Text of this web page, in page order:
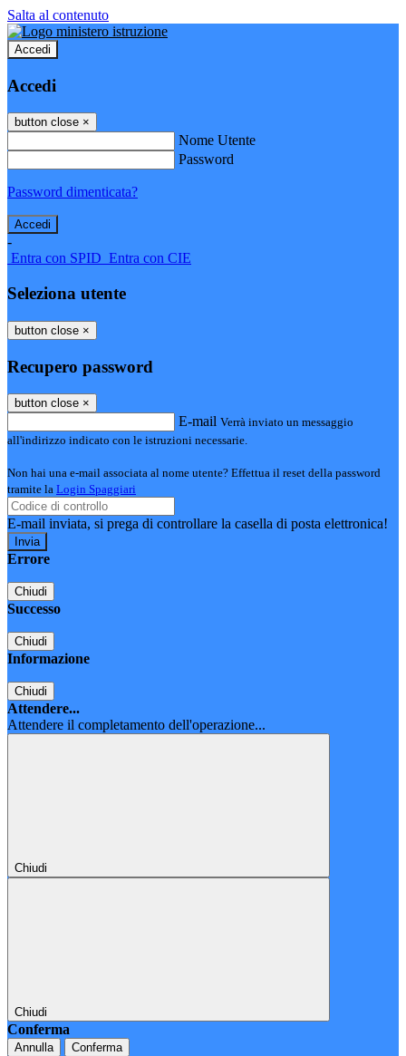
Salta al contenuto
Accedi
Accedi
button close ×
Nome Utente
Password
Password dimenticata?
-
Entra con SPID Entra con CIE
Seleziona utente
button close ×
Recupero password
button close ×
E-mail Verrà inviato un messaggio
all'indirizzo indicato con le istruzioni necessarie.
Non hai una e-mail associata al nome utente? Effettua il reset della password
tramite la Login Spaggiari
E-mail inviata, si prega di controllare la casella di posta elettronica!
Errore
Chiudi
Successo
Chiudi
Informazione
Chiudi
Attendere...
Attendere il completamento dell'operazione...
Chiudi
Chiudi
Conferma
Annulla Conferma